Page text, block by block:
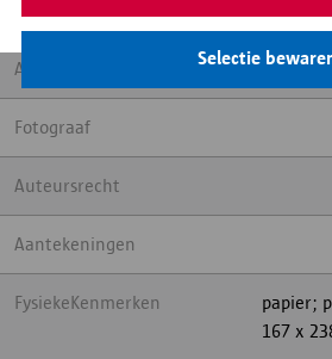
Archiefvormer verzamelaar
Fotograaf
Auteursrecht
Aantekeningen
FysiekeKenmerken
papier;
167 x
Selectie